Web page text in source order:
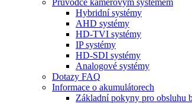
Průvodce kamerovým systémem
Hybridní systémy
AHD systémy
HD-TVI systémy
IP systémy
HD-SDI systémy
Analogové systémy
Dotazy FAQ
Informace o akumulátorech
Základní pokyny pro obsluhu